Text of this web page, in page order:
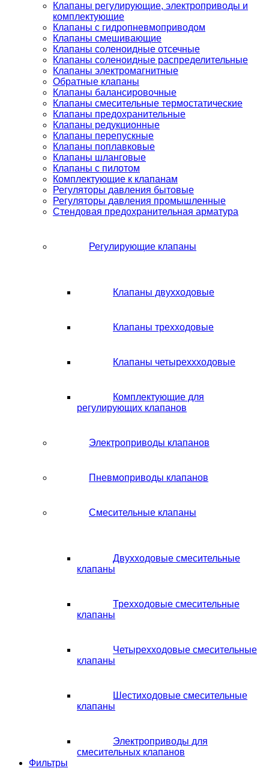
Клапаны регулирующие, электроприводы и
комплектующие
Клапаны с гидропневмоприводом
Клапаны смешивающие
Клапаны соленоидные отсечные
Клапаны соленоидные распределительные
Клапаны электромагнитные
Обратные клапаны
Клапаны балансировочные
Клапаны смесительные термостатические
Клапаны предохранительные
Клапаны редукционные
Клапаны перепускные
Клапаны поплавковые
Клапаны шланговые
Клапаны с пилотом
Комплектующие к клапанам
Регуляторы давления бытовые
Регуляторы давления промышленные
Стендовая предохранительная арматура
Регулирующие клапаны
Клапаны двухходовые
Клапаны трехходовые
Клапаны четыреххходовые
Комплектующие для
регулирующих клапанов
Электроприводы клапанов
Пневмоприводы клапанов
Смесительные клапаны
Двухходовые смесительные
клапаны
Трехходовые смесительные
клапаны
Четырехходовые смесительные
клапаны
Шестиходовые смесительные
клапаны
Электроприводы для
смесительных клапанов
Фильтры